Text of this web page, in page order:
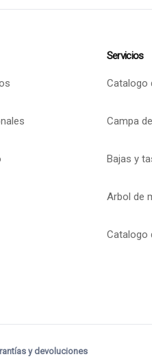
Servicios
Catalogo
Campa
Bajas y
Arbol de
Catalogo
y devoluciones